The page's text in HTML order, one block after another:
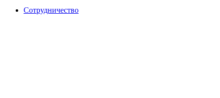
Сотрудничество